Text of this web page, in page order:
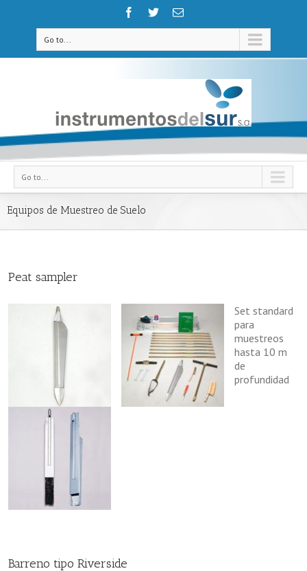
Go to...
Go to...
Equipos de Muestreo de Suelo
Peat sampler
Set standard
para
muestreos
hasta 10 m
de
profundidad
Barreno tipo Riverside